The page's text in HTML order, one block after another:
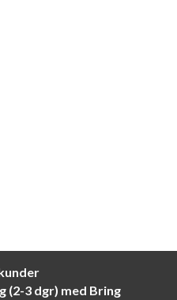
(2-3 dgr) med Bring